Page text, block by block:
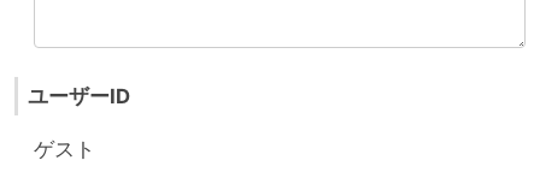
ユーザーID
ゲスト